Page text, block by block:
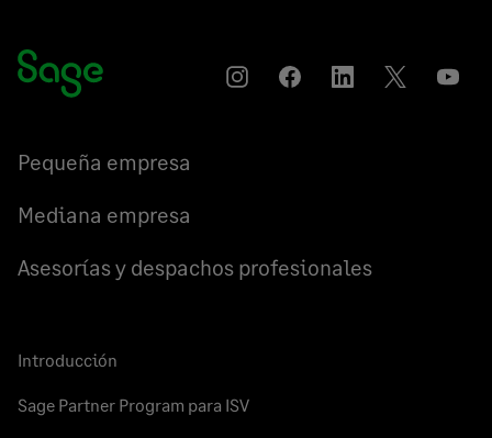
InstagramCompartirCompartirCompartir
Pequeña empresa
Mediana empresa
Asesorías y despachos profesionales
Introducción
Sage Partner Program para ISV